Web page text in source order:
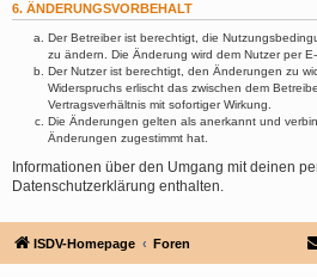
6. ÄNDERUNGSVORBEHALT
Der Betreiber ist berechtigt, die
zu ändern. Die Änderung wird dem Nutzer per E-
Der Nutzer ist berechtigt, den Änderungen zu
Widerspruchs erlischt das zwischen dem
Vertragsverhältnis mit sofortiger Wirkung.
Die Änderungen gelten als anerkannt und
Änderungen zugestimmt hat.
Informationen über den Umgang mit deinen
Datenschutzerklärung enthalten.
ISDV-Homepage Foren